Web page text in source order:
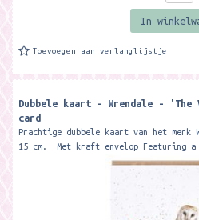
In
Toevoegen aan verlanglijstje
Dubbele kaart - Wrendale -
card
Prachtige dubbele kaart van het merk
15 cm. Met kraft envelop Featuring